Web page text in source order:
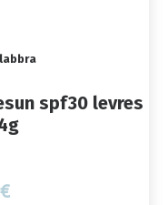
spf30 levres